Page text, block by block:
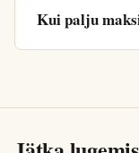
Kui palju